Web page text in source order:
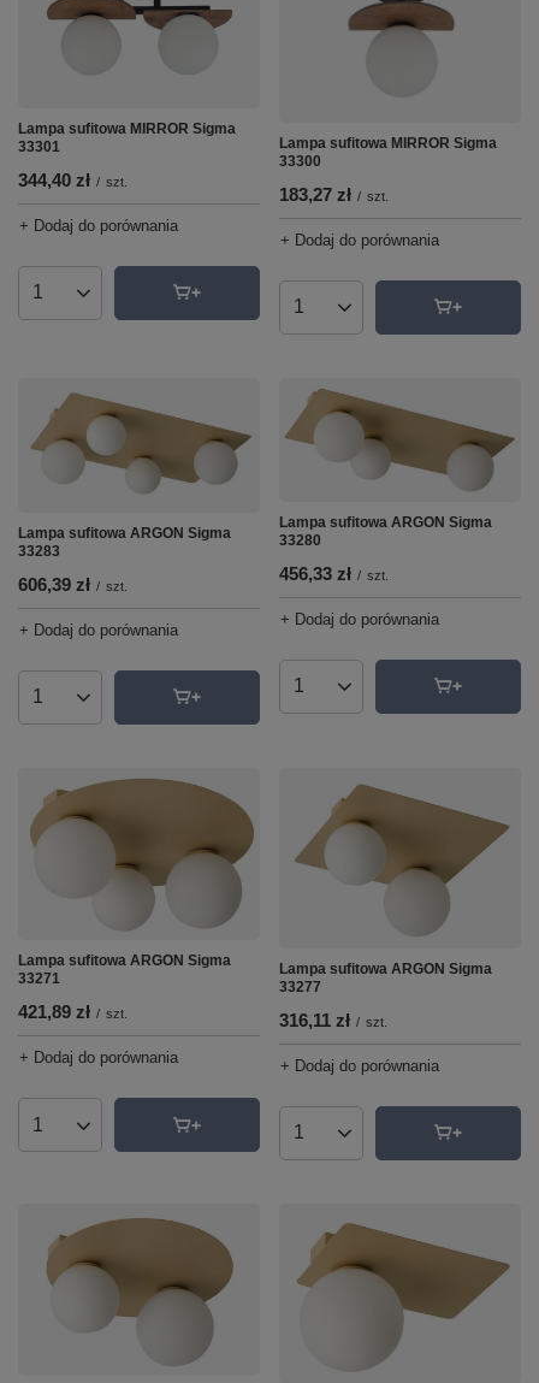
Lampa sufitowa MIRROR Sigma
33301
344,40 zł / szt.
+ Dodaj do porównania
Ilość produktów
Lampa sufitowa MIRROR Sigma
33300
183,27 zł / szt.
+ Dodaj do porównania
Ilość produktów
Lampa sufitowa ARGON Sigma
33283
606,39 zł / szt.
+ Dodaj do porównania
Ilość produktów
Lampa sufitowa ARGON Sigma
33280
456,33 zł / szt.
+ Dodaj do porównania
Ilość produktów
Lampa sufitowa ARGON Sigma
33271
421,89 zł / szt.
+ Dodaj do porównania
Ilość produktów
Lampa sufitowa ARGON Sigma
33277
316,11 zł / szt.
+ Dodaj do porównania
Ilość produktów